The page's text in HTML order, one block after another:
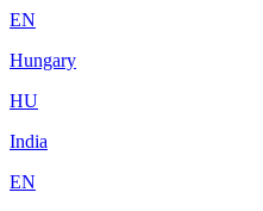
EN
Hungary
HU
India
EN